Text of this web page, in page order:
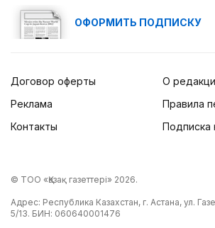
ОФОРМИТЬ ПОДПИСКУ
Договор оферты
Реклама
Контакты
О
Правила
Подписка
© ТОО «Қазақ газеттері» 2026.
Адрес: Республика Казахстан, г. Астана, ул.
5/13. БИН: 060640001476